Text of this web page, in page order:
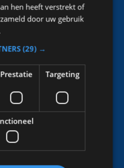
uw gemak
behoudt u de
kosten
hen heeft verstrekt of
door uw gebruik
(29) →
Prestatie Targeting